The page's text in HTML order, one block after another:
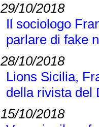
29/10/2018
Il sociologo
parlare di fake
28/10/2018
Lions Sicilia,
della rivista del
15/10/2018